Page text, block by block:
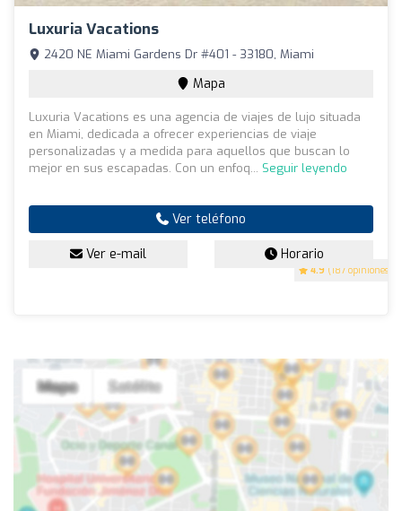
Luxuria Vacations
4.9 (187 opiniones)
2420 NE Miami Gardens Dr #401 - 33180, Miami
Mapa
Luxuria Vacations es una agencia de viajes de lujo situada
en Miami, dedicada a ofrecer experiencias de viaje
personalizadas y a medida para aquellos que buscan lo
mejor en sus escapadas. Con un enfoq... Seguir leyendo
Ver teléfono
Ver e-mail Horario